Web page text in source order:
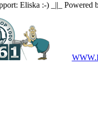
Eliska :-) _||_ Powered